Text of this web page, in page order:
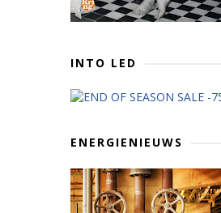
INTO LED
ENERGIENIEUWS